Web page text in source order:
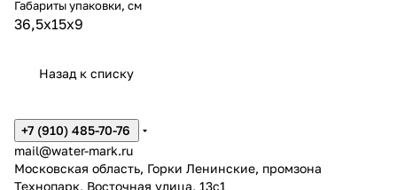
Габариты упаковки, см
36,5х15х9
Назад к списку
+7 (910) 485-70-76
mail@water-mark.ru
Московская область, Горки Ленинские, промзона
Технопарк, Восточная улица, 13с1